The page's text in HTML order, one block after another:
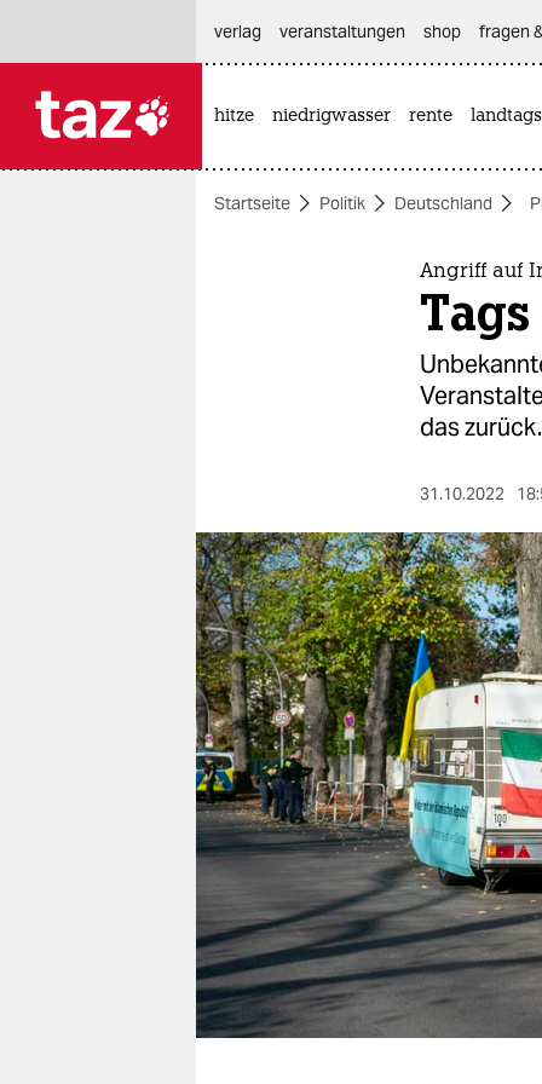
themen
berlin
nord
wahrheit
verlag
verlag
veranstaltungen
shop
fragen & hilfe
unterstützen
abo
genossenschaft
verlag
veranstaltungen shop fragen
hitze niedrigwasser rente
Startseite Politik Deutschland
Angriff auf
das zurück.
31.10.2022